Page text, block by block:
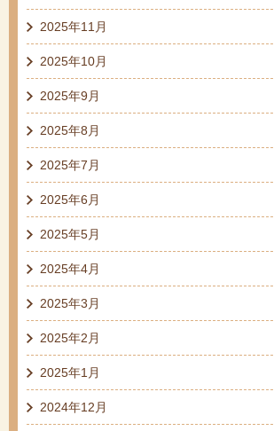
2025年11月
2025年10月
2025年9月
2025年8月
2025年7月
2025年6月
2025年5月
2025年4月
2025年3月
2025年2月
2025年1月
2024年12月